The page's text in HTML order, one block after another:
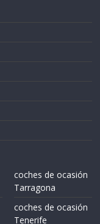
coches de ocasión
Tarragona
coches de ocasión
Tenerife